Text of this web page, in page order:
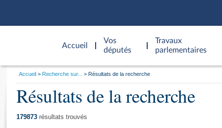
Accueil
d'accueil
Vos
députés
Travaux
parlementaires
Général
Vous
Accueil Recherche sur... Résultats de la recherche
Résultats de la recherche
179873 résultats trouvés